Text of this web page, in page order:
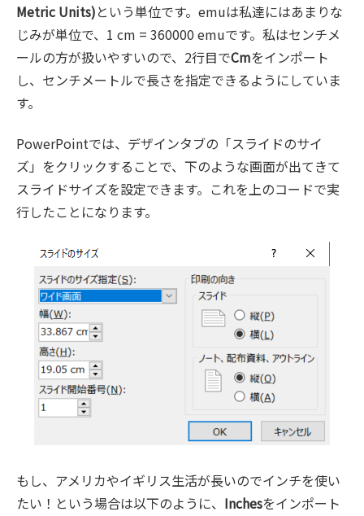
Metric Units)という単位です。emuは私達にはあまりな
じみが単位で、1 cm = 360000 emuです。私はセンチメ
ールの方が扱いやすいので、2行目でCmをインポート
し、センチメートルで長さを指定できるようにしていま
す。
PowerPointでは、デザインタブの「スライドのサイ
ズ」をクリックすることで、下のような画面が出てきて
スライドサイズを設定できます。これを上のコードで実
行したことになります。
もし、アメリカやイギリス生活が長いのでインチを使い
たい！という場合は以下のように、 Inchesをインポート